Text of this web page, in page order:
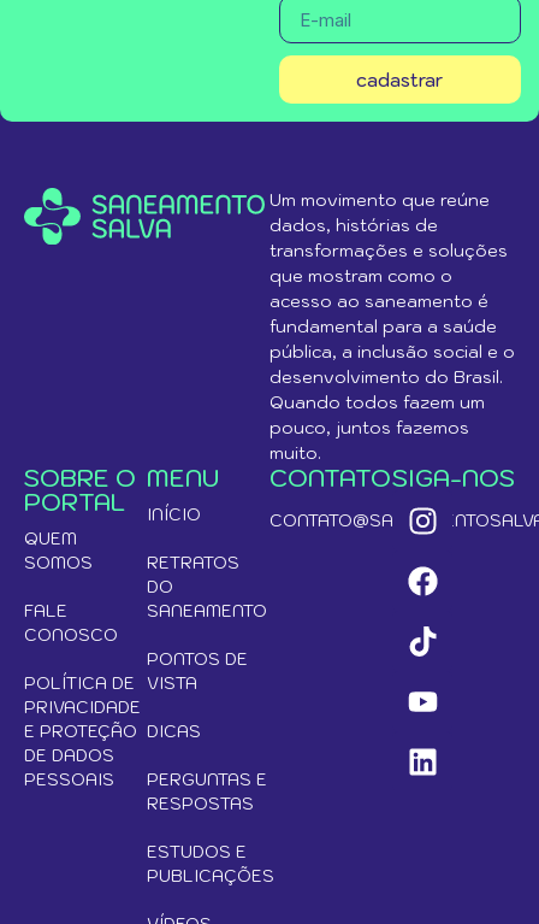
cadastrar
Um movimento que reúne
dados, histórias de
transformações e soluções
que mostram como o
acesso ao saneamento é
fundamental para a saúde
pública, a inclusão social e o
desenvolvimento do Brasil.
Quando todos fazem um
pouco, juntos fazemos
muito.
SOBRE O
PORTAL
QUEM
SOMOS
FALE
CONOSCO
POLÍTICA DE
PRIVACIDADE
E PROTEÇÃO
DE DADOS
PESSOAIS
MENU
INÍCIO
RETRATOS
DO
SANEAMENTO
PONTOS DE
VISTA
DICAS
PERGUNTAS E
RESPOSTAS
ESTUDOS E
PUBLICAÇÕES
CONTATOSIGA-NOS